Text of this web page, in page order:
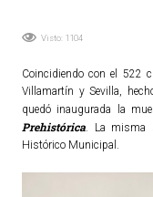
Accesibilidad
SERVICIOS
Salud
Educación
Visto: 1104
Coincidiendo con el 522
Villamartín y Sevilla,
quedó inaugurada la
Prehistórica. La misma
Histórico Municipal.